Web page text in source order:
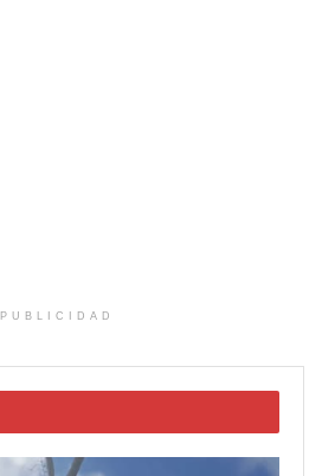
PUBLICIDAD